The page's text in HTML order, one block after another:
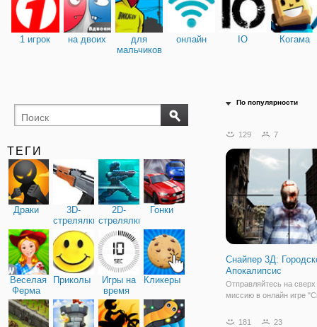
1 игрок на двоих
для
мальчиков
онлайн IO Когама
ТЕГИ
Драки
3D-
стрелялки
2D-
стрелялки
Гонки
Веселая
Ферма
Приколы
Игры на
время
Кликеры
По популярности
129 7
Снайпер 3Д:
Апокалипсис
Отправляйтесь на
миссию в онлайн игре
Здесь вы играете в роли
181 23